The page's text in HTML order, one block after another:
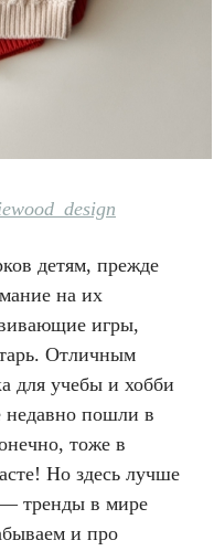
детям, прежде
на их
игры,
Отличным
для учебы и хобби
недавно пошли в
тоже в
Но здесь лучше
— тренды в мире
и про